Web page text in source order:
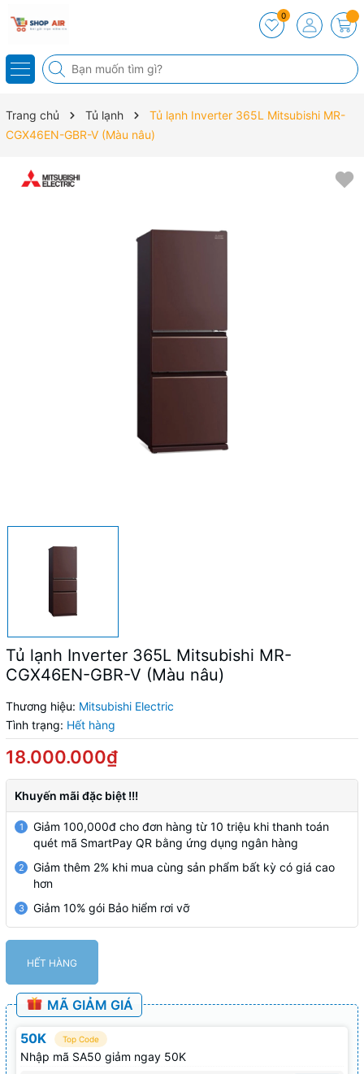
0
Trang chủ Tủ lạnh
Tủ lạnh Inverter 365L Mitsubishi MR-
CGX46EN-GBR-V (Màu nâu)
Tủ lạnh Inverter 365L Mitsubishi MR-
CGX46EN-GBR-V (Màu nâu)
Thương hiệu: Mitsubishi Electric
Tình trạng: Hết hàng
18.000.000₫
Khuyến mãi đặc biệt !!!
1
Giảm 100,000đ cho đơn hàng từ 10 triệu khi thanh toán
quét mã SmartPay QR bằng ứng dụng ngân hàng
2
Giảm thêm 2% khi mua cùng sản phẩm bất kỳ có giá cao
hơn
3 Giảm 10% gói Bảo hiểm rơi vỡ
HẾT HÀNG
MÃ GIẢM GIÁ
50K Top Code
Nhập mã SA50 giảm ngay 50K